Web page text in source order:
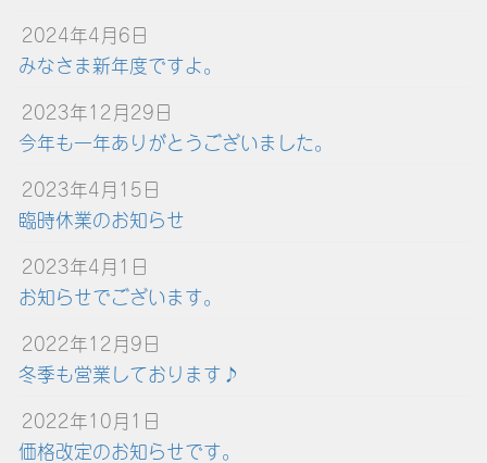
2024年4月6日
みなさま新年度ですよ。
2023年12月29日
今年も一年ありがとうございました。
2023年4月15日
臨時休業のお知らせ
2023年4月1日
お知らせでございます。
2022年12月9日
冬季も営業しております♪
2022年10月1日
価格改定のお知らせです。